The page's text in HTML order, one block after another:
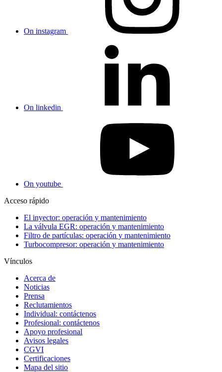
On instagram
On linkedin
On youtube
Acceso rápido
El inyector: operación y mantenimiento
La válvula EGR: operación y mantenimiento
Filtro de partículas: operación y mantenimiento
Turbocompresor: operación y mantenimiento
Vínculos
Acerca de
Noticias
Prensa
Reclutamientos
Individual: contáctenos
Profesional: contáctenos
Apoyo profesional
Avisos legales
CGVI
Certificaciones
Mapa del sitio